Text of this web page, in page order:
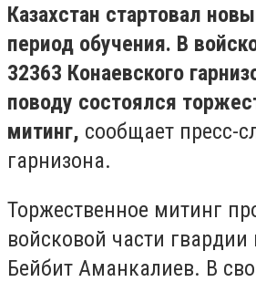
Казахстан стартовал
период обучения. В
32363 Конаевского
поводу состоялся
митинг, сообщает пресс-
гарнизона.
Торжественное митинг
войсковой части
Бейбит Аманкалиев. В